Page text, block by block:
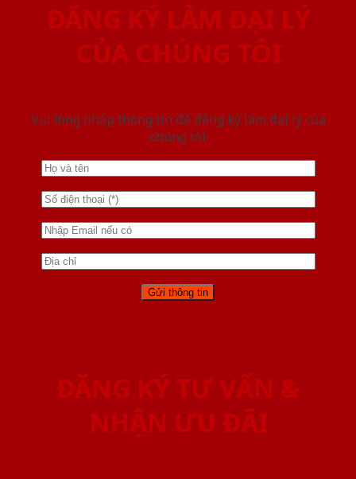
ĐĂNG KÝ LÀM ĐẠI LÝ
CỦA CHÚNG TÔI
Vui lòng nhập thông tin để đăng ký làm đại lý của
chúng tôi
ĐĂNG KÝ TƯ VẤN &
NHẬN ƯU ĐÃI